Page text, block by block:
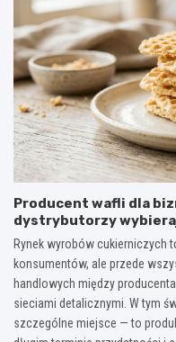
Producent wafli dla
dystrybutorzy
Rynek wyrobów cukierniczych
konsumentów, ale przede
handlowych między
sieciami detalicznymi. W tym
szczególne miejsce — to